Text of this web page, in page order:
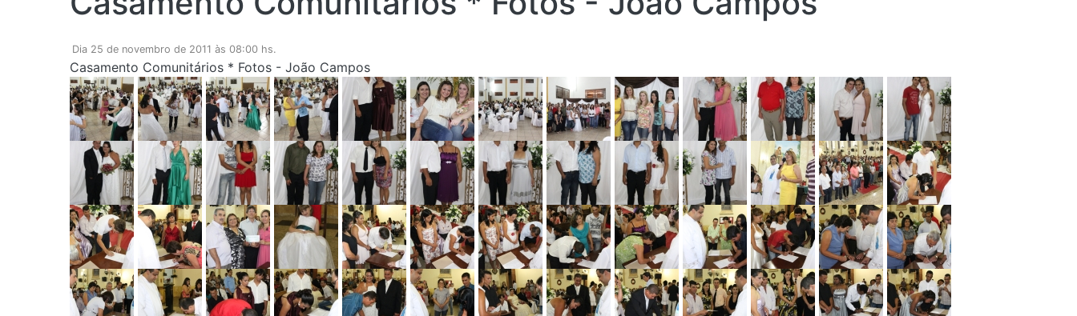
Dia 25 de novembro de 2011 às 08:00 hs.
Casamento Comunitários * Fotos - João Campos